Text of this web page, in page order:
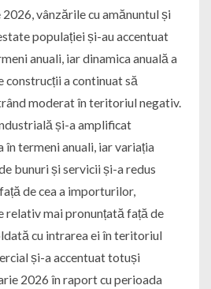
vânzările cu amă­nuntul și
populației și-au accentuat
anuali, iar dinamica anuală a
a continuat să
moderat în teritoriul negativ.
și-a amplificat
termeni anuali, iar variația
bunuri și servicii și-a redus
de cea a importurilor,
relativ mai pronunțată față de
cu intrarea ei în teritoriul
și-a accentuat totuși
2026 în raport cu perioada